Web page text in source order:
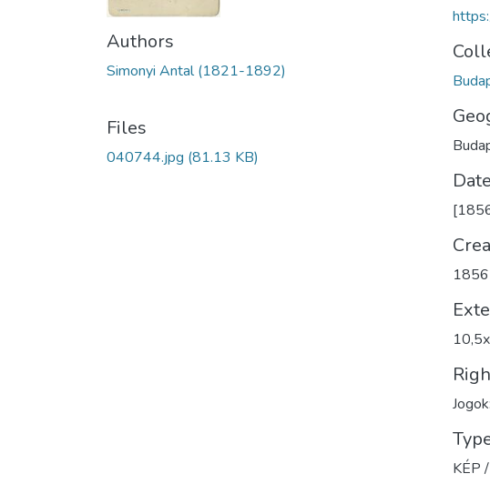
Authors
Simonyi Antal (1821-1892)
Files
040744.jpg (81.13 KB)
Date
1856
KÉP